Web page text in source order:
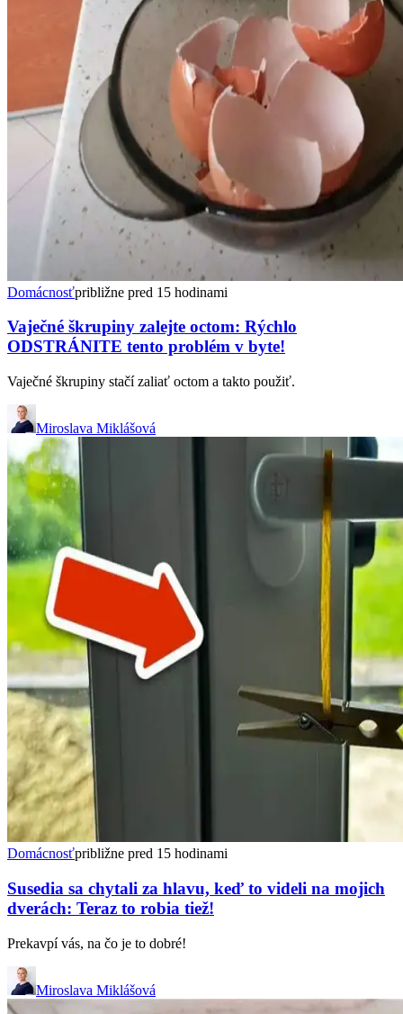
Domácnosťpribližne pred 15 hodinami
Vaječné škrupiny zalejte octom: Rýchlo
ODSTRÁNITE tento problém v byte!
Vaječné škrupiny stačí zaliať octom a takto použiť.
Miroslava Miklášová
Domácnosťpribližne pred 15 hodinami
Susedia sa chytali za hlavu, keď to videli na mojich
dverách: Teraz to robia tiež!
Prekavpí vás, na čo je to dobré!
Miroslava Miklášová